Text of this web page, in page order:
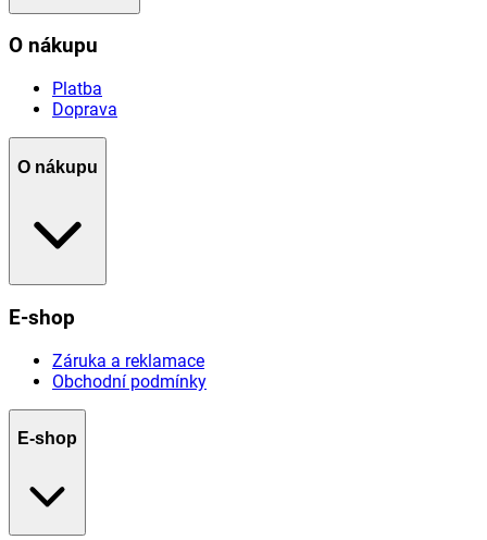
O nákupu
Platba
Doprava
O nákupu
E-shop
Záruka a reklamace
Obchodní podmínky
E-shop